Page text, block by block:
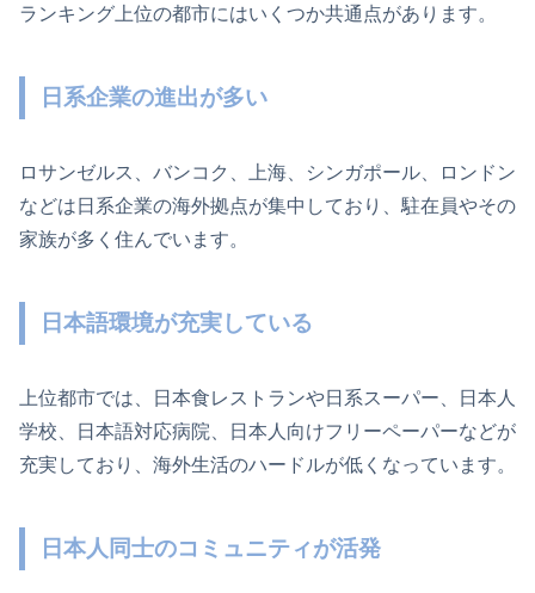
ランキング上位の都市にはいくつか共通点があります。
日系企業の進出が多い
ロサンゼルス、バンコク、上海、シンガポール、ロンドン
などは日系企業の海外拠点が集中しており、駐在員やその
家族が多く住んでいます。
日本語環境が充実している
上位都市では、日本食レストランや日系スーパー、日本人
学校、日本語対応病院、日本人向けフリーペーパーなどが
充実しており、海外生活のハードルが低くなっています。
日本人同士のコミュニティが活発